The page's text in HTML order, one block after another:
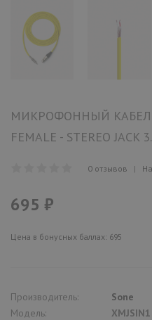
МИКРОФОННЫЙ КАБЕЛЬ
FEMALE - STEREO JACK
0 отзывов |
695 ₽
Цена в бонусных баллах: 695
Производитель:
Sone
Модель:
XMJSIN1